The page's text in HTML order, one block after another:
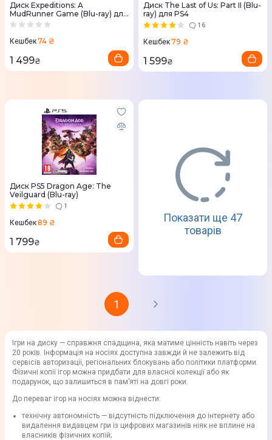
Диск Expeditions: A
MudRunner Game (Blu-ray) для
PS4
Кешбек74 ₴
1 499₴
Диск The Last of Us: Part II (Blu-
ray) для PS4
16
Кешбек79 ₴
1 599₴
Диск PS5 Dragon Age: The
Veilguard (Blu-ray)
1
Кешбек89 ₴
1 799₴
Показати ще 47
товарів
1
Ігри на диску — справжня спадщина, яка матиме цінність навіть через
20 років. Інформація на носіях доступна завжди й не залежить від
сервісів авторизації, регіональних блокувань або політики платформи.
Фізичні копії ігор можна придбати для власної колекції або як
подарунок, що залишиться в пам’яті на довгі роки.
До переваг ігор на носіях можна віднести:
технічну автономність — відсутність підключення до інтернету або
видалення видавцем гри із цифрових магазинів ніяк не вплине на
власників фізичних копій;